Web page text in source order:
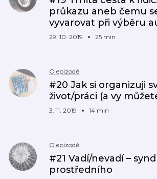
průkazu aneb čemu
vyvarovat při výběru
29. 10. 2019 25 min
O epizodě
#20 Jak si organizuji
život/práci (a vy
3. 11. 2019 14 min
O epizodě
#21 Vadí/nevadí –
prostředního